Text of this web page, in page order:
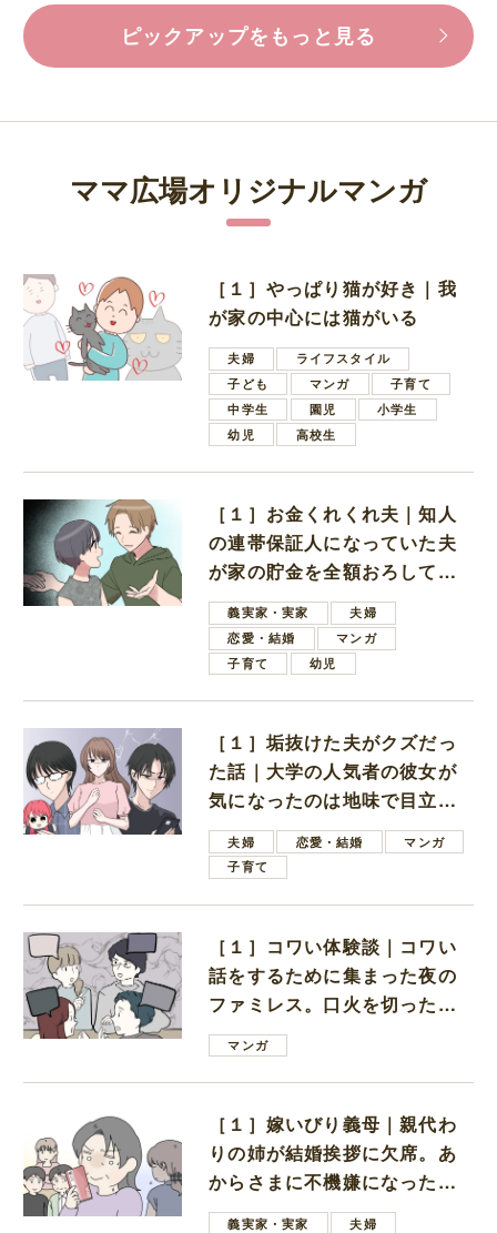
ピックアップをもっと見る
ママ広場オリジナルマンガ
［１］やっぱり猫が好き｜我
が家の中心には猫がいる
夫婦
ライフスタイル
子ども
マンガ
子育て
中学生
園児
小学生
幼児
高校生
［１］お金くれくれ夫｜知人
の連帯保証人になっていた夫
が家の貯金を全額おろしてほ
しいと言ってきた
義実家・実家
夫婦
恋愛・結婚
マンガ
子育て
幼児
［１］垢抜けた夫がクズだっ
た話｜大学の人気者の彼女が
気になったのは地味で目立た
ない男子学生
夫婦 恋愛・結婚
マンガ
子育て
［１］コワい体験談｜コワい
話をするために集まった夜の
ファミレス。口火を切ったの
は電車好きの男の子ママ
マンガ
［１］嫁いびり義母｜親代わ
りの姉が結婚挨拶に欠席。あ
からさまに不機嫌になった義
母義実家・実家
夫婦